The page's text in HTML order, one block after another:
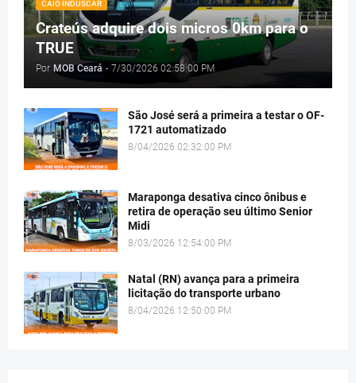
CAIO INDUSCAR
Crateús adquire dois micros 0km para o
TRUE
Por MOB Ceará - 7/30/2026 02:58:00 PM
São José será a primeira a testar o OF-
1721 automatizado
8/04/2026 02:32:00 PM
Maraponga desativa cinco ônibus e
retira de operação seu último Senior
Midi
8/03/2026 12:54:00 PM
Natal (RN) avança para a primeira
licitação do transporte urbano
8/04/2026 12:50:00 PM